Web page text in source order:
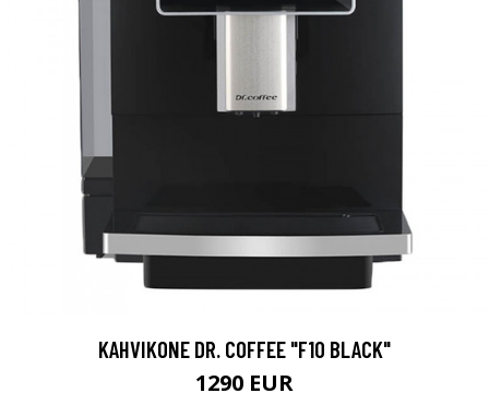
KAHVIKONE DR. COFFEE "F10 BLACK"
1290 EUR